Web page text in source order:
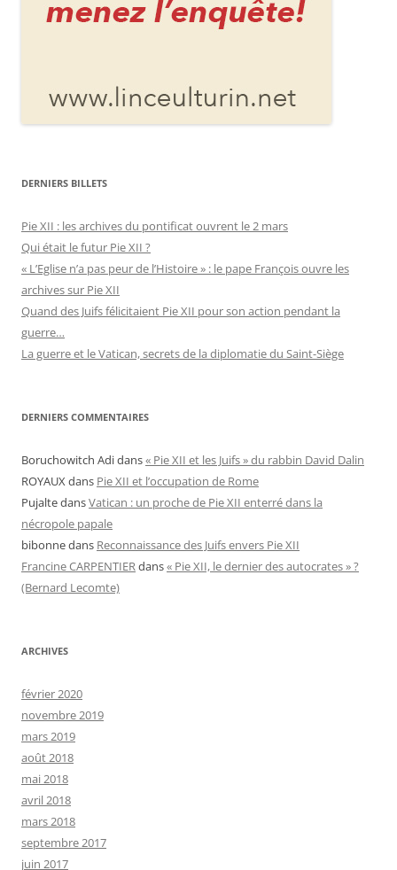
DERNIERS BILLETS
Pie XII : les archives du pontificat ouvrent le 2 mars
Qui était le futur Pie XII ?
« L’Eglise n’a pas peur de l’Histoire » : le pape François ouvre les
archives sur Pie XII
Quand des Juifs félicitaient Pie XII pour son action pendant la
guerre…
La guerre et le Vatican, secrets de la diplomatie du Saint-Siège
DERNIERS COMMENTAIRES
Boruchowitch Adidans« Pie XII et les Juifs » du rabbin David Dalin
ROYAUXdans Pie XII et l’occupation de Rome
PujaltedansVatican : un proche de Pie XII enterré dans la
nécropole papale
bibonnedans Reconnaissance des Juifs envers Pie XII
Francine CARPENTIERdans« Pie XII, le dernier des autocrates » ?
(Bernard Lecomte)
ARCHIVES
février 2020
novembre 2019
mars 2019
août 2018
mai 2018
avril 2018
mars 2018
septembre 2017
juin 2017